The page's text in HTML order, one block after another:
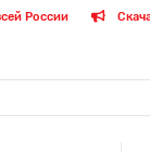
России